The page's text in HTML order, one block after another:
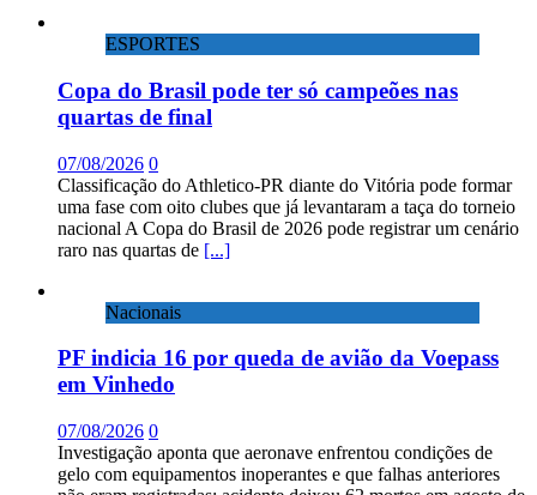
ESPORTES
Copa do Brasil pode ter só campeões nas
quartas de final
07/08/2026 0
Classificação do Athletico-PR diante do Vitória pode formar
uma fase com oito clubes que já levantaram a taça do torneio
nacional A Copa do Brasil de 2026 pode registrar um cenário
raro nas quartas de [...]
Nacionais
PF indicia 16 por queda de avião da Voepass
em Vinhedo
07/08/2026 0
Investigação aponta que aeronave enfrentou condições de
gelo com equipamentos inoperantes e que falhas anteriores